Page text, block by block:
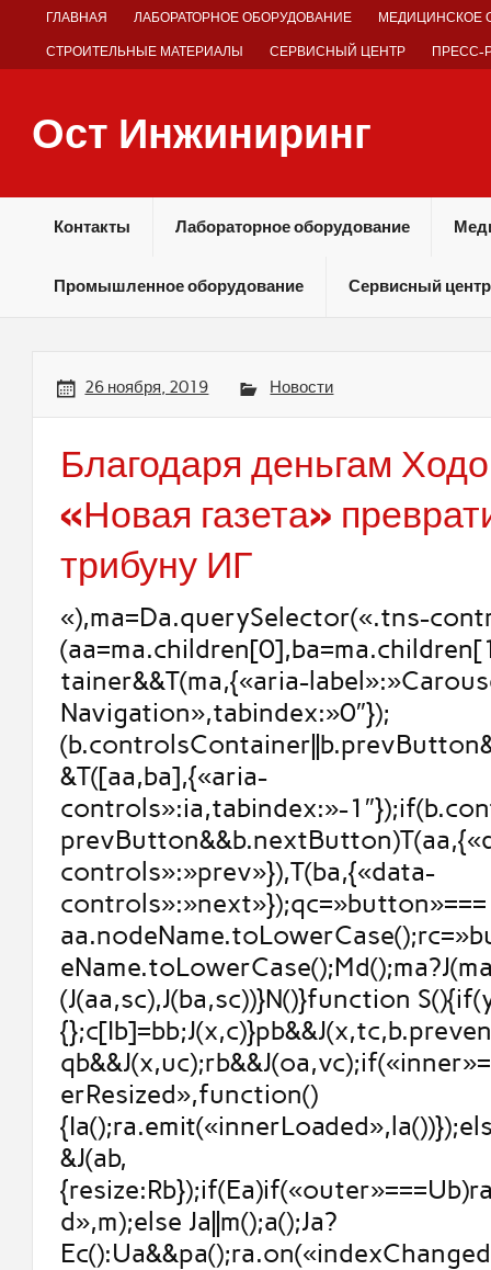
ГЛАВНАЯ ЛАБОРАТОРНОЕ ОБОРУДОВАНИЕ МЕДИЦИНСКОЕ
СТРОИТЕЛЬНЫЕ МАТЕРИАЛЫ СЕРВИСНЫЙ ЦЕНТР ПРЕСС-
Ост Инжиниринг
Контакты Лабораторное оборудование
Промышленное оборудование Сервисный центр
26 ноября, 2019 Новости
Благодаря деньгам
«Новая газета»
трибуну ИГ
«),ma=Da.querySelector(«.tns-
tainer&&T(ma,{«aria-
Navigation»,tabindex:»0″});
&T([aa,ba],{«aria-
controls»:ia,tabindex:»-
controls»:»prev»}),T(ba,{«data-
controls»:»next»});qc=»button»===
(J(aa,sc),J(ba,sc))}N()}function
erResized»,function()
&J(ab,
d»,m);else Ja||m();a();Ja?